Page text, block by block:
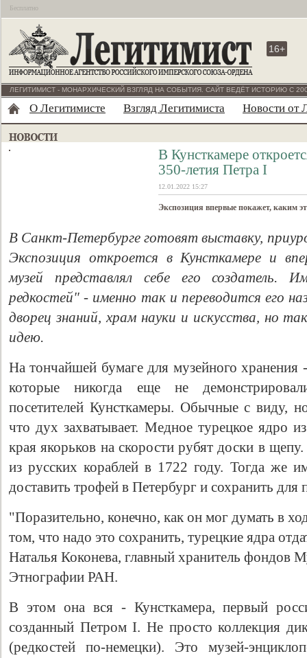
Бесплатно
16+
ЛЕГИТИМИСТ - МОНАРХИЧЕСКИЙ ВЗГЛЯД НА СОБЫТИЯ. САЙТ ВЕДЁТ ИСТОРИЮ С
О Легитимисте Взгляд Легитимиста Новости от
В Кунсткамере
350-летия Петра I
12.01.2022 15:27
Экспозиция впервые покажет, каким
В Санкт-Петербурге готовят выставку,
Экспозиция откроется в Кунсткамере и
музей представлял себе его создатель.
редкостей" - именно так и переводится его
дворец знаний, храм науки и искусства, но
идею.
На тончайшей бумаге для музейного хранения
которые никогда еще не
посетителей Кунсткамеры. Обычные с виду,
что дух захватывает. Медное турецкое ядро
края якорьков на скорости рубят доски в
из русских кораблей в 1722 году. Тогда же
доставить трофей в Петербург и сохранить для
"Поразительно, конечно, как он мог думать в
том, что надо это сохранить, турецкие ядра
Наталья Коконева, главный хранитель фондов
Этнографии РАН.
В этом она вся - Кунсткамера, первый
созданный Петром I. Не просто коллекция
(редкостей по-немецки). Это музей-